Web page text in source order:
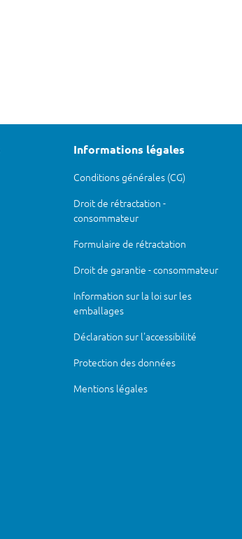
Informations légales
Conditions générales (CG)
Droit de rétractation -
consommateur
Formulaire de rétractation
Droit de garantie - consommateur
Information sur la loi sur les
emballages
Déclaration sur l'accessibilité
Protection des données
Mentions légales